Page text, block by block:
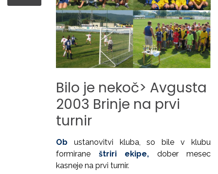
Bilo je nekoč> Avgusta
2003 Brinje na prvi
turnir
Ob ustanovitvi kluba, so bile v klubu
formirane štriri ekipe, dober mesec
kasneje na prvi turnir.